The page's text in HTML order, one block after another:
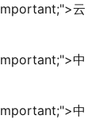
mportant;">云
mportant;">中
mportant;">中